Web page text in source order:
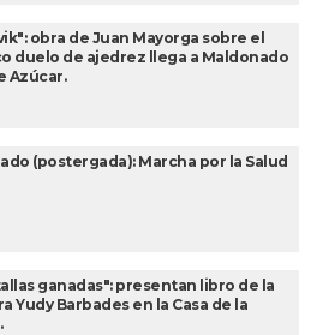
obra de Juan Mayorga sobre el
duelo de ajedrez llega a Maldonado
Azúcar.
(postergada): Marcha por la Salud
ganadas": presentan libro de la
Yudy Barbades en la Casa de la